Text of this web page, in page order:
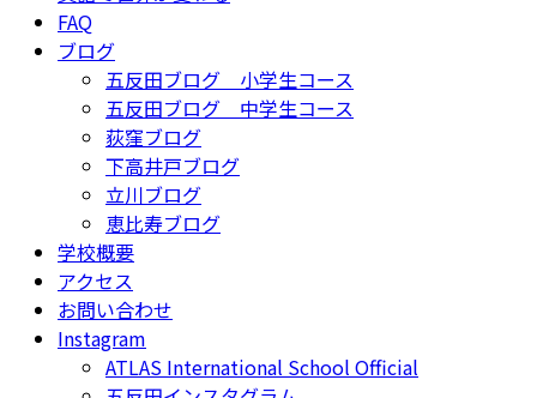
FAQ
ブログ
五反田ブログ 小学生コース
五反田ブログ 中学生コース
荻窪ブログ
下高井戸ブログ
立川ブログ
恵比寿ブログ
学校概要
アクセス
お問い合わせ
Instagram
ATLAS International School Official